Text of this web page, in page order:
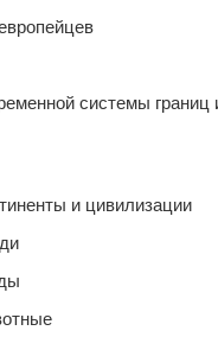
системы границ
и цивилизации